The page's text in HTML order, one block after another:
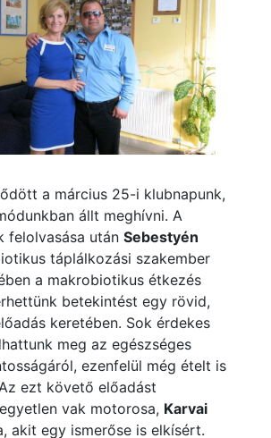
a március 25-i klubnapunk,
állt meghívni. A
felolvasása után Sebestyén
táplálkozási szakember
a makrobiotikus étkezés
betekintést egy rövid,
keretében. Sok érdekes
meg az egészséges
ezenfelül még ételt is
ezt követő előadást
vak motorosa, Karvai
akit egy ismerőse is elkísért.